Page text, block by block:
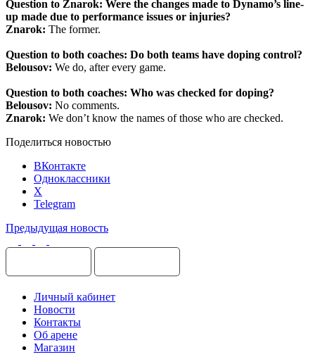
Question to Znarok: Were the changes made to Dynamo’s line-
up made due to performance issues or injuries?
Znarok: The former.
Question to both coaches: Do both teams have doping control?
Belousov: We do, after every game.
Question to both coaches: Who was checked for doping?
Belousov: No comments.
Znarok: We don’t know the names of those who are checked.
Поделиться новостью
ВКонтакте
Одноклассники
X
Telegram
Предыдущая новость
Личный кабинет
Новости
Контакты
Об арене
Магазин